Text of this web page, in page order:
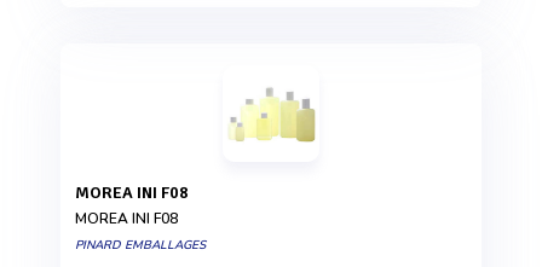
MOREA INI F08
MOREA INI F08
PINARD EMBALLAGES